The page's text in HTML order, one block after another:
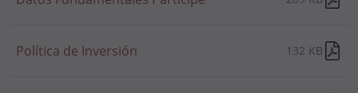
Política de Inversión 132 KB